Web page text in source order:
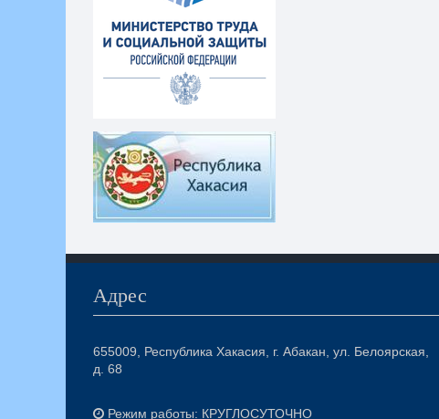
Адрес
655009, Республика Хакасия, г. Абакан, ул. Белоярская,
д. 68
Режим работы: КРУГЛОСУТОЧНО